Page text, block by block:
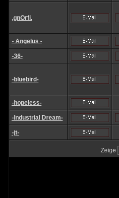
,gnOrfi.
- Angelus -
-36-
-bluebird-
-hopeless-
-Industrial Dream-
-jt-
Zeige